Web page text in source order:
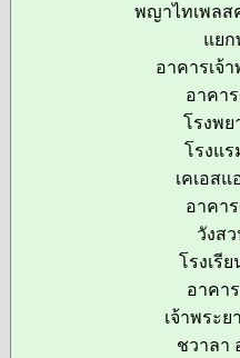
พญาไทเพลส
แย
อาคารเจ้า
อาคา
โรงพย
โรงแ
เคเอสแ
อาคา
วังส
โรงเรี
อาคา
เจ้าพระ
ชวาลา